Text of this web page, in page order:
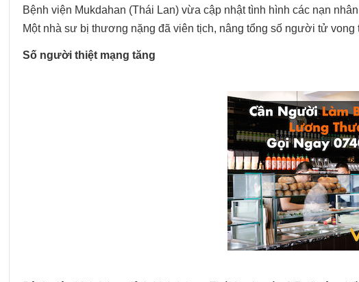
Bệnh viện Mukdahan (Thái Lan) vừa cập nhật tình hình các nạn
Một nhà sư bị thương nặng đã viên tịch, nâng tổng số người tử
Số người thiệt mạng tăng